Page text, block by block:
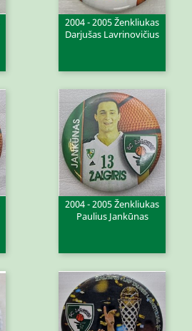
2004 - 2005 Ženkliukas
Darjušas Lavrinovičius
2004 - 2005 Ženkliukas
Paulius Jankūnas